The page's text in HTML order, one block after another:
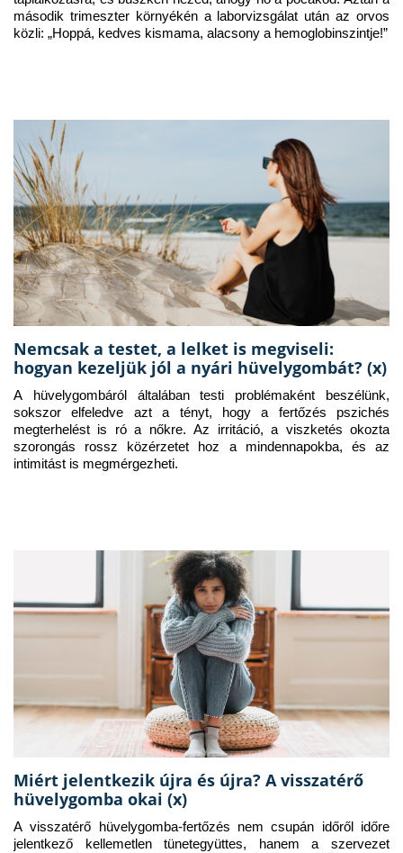
második trimeszter környékén a laborvizsgálat után az orvos
közli: „Hoppá, kedves kismama, alacsony a hemoglobinszintje!”
Nemcsak a testet, a lelket is megviseli:
hogyan kezeljük jól a nyári hüvelygombát? (x)
A hüvelygombáról általában testi problémaként beszélünk,
sokszor elfeledve azt a tényt, hogy a fertőzés pszichés
megterhelést is ró a nőkre. Az irritáció, a viszketés okozta
szorongás rossz közérzetet hoz a mindennapokba, és az
intimitást is megmérgezheti.
Miért jelentkezik újra és újra? A visszatérő
hüvelygomba okai (x)
A visszatérő hüvelygomba-fertőzés nem csupán időről időre
jelentkező kellemetlen tünetegyüttes, hanem a szervezet